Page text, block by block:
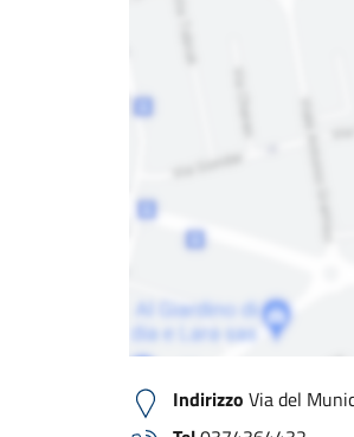
Indirizzo Via del